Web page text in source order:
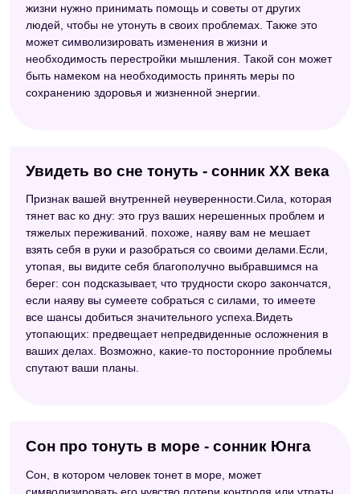
жизни нужно принимать помощь и советы от других
людей, чтобы не утонуть в своих проблемах. Также это
может символизировать изменения в жизни и
необходимость перестройки мышления. Такой сон может
быть намеком на необходимость принять меры по
сохранению здоровья и жизненной энергии.
Увидеть во сне тонуть - сонник ХХ века
Признак вашей внутренней неуверенности.Сила, которая
тянет вас ко дну: это груз ваших нерешенных проблем и
тяжелых переживаний. похоже, наяву вам не мешает
взять себя в руки и разобраться со своими делами.Если,
утопая, вы видите себя благополучно выбравшимся на
берег: сон подсказывает, что трудности скоро закончатся,
если наяву вы сумеете собраться с силами, то имеете
все шансы добиться значительного успеха.Видеть
утопающих: предвещает непредвиденные осложнения в
ваших делах. Возможно, какие-то посторонние проблемы
спутают ваши планы.
Сон про тонуть в море - сонник Юнга
Сон, в котором человек тонет в море, может